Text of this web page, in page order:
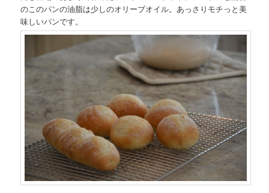
のこのパンの油脂は少しのオリーブオイル。あっさりモチっと美
味しいパンです。